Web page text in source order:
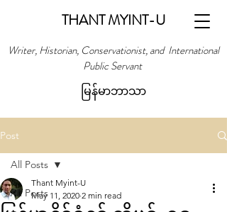
THANT MYINT-U
Writer, Historian, Conservationist, and International
Public Servant
မြန်မာဘာသာ
Post
All Posts
All Posts
Thant Myint-U
May 11, 2020 2 min read